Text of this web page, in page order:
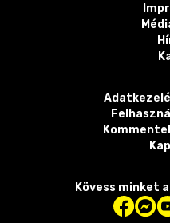
Kövess minket